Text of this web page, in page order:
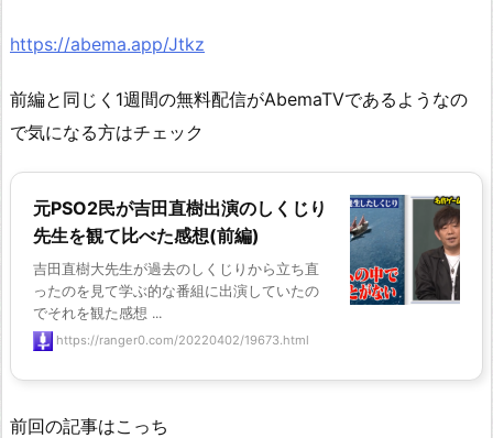
https://abema.app/Jtkz
前編と同じく1週間の無料配信がAbemaTVであるようなの
で気になる方はチェック
元PSO2民が吉田直樹出演のしくじり
先生を観て比べた感想(前編)
吉田直樹大先生が過去のしくじりから立ち直
ったのを見て学ぶ的な番組に出演していたの
でそれを観た感想 ...
https://ranger0.com/20220402/19673.html
前回の記事はこっち